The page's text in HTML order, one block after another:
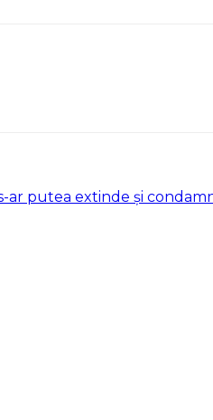
putea extinde şi